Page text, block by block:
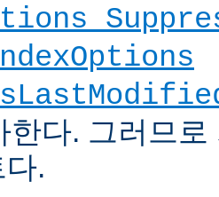
한다. 그러므
.